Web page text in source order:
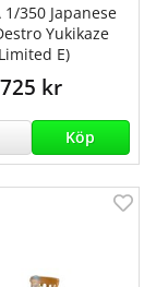
1/350 Japanese
Yukikaze
E)
725 kr
Köp